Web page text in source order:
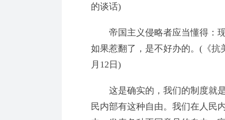
的谈话)
帝国主义侵略者应当懂得：现
如果惹翻了，是不好办的。(《抗
月12日)
这是确实的，我们的制度就是
民内部有这种自由。我们在人民